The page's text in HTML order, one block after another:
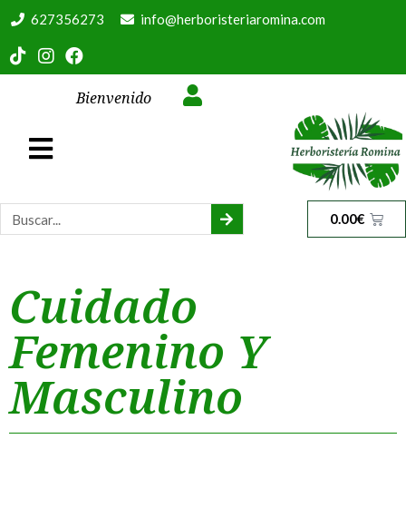
627356273 info@herboristeriaromina.com
Bienvenido
0.00€
Cuidado
Femenino Y
Masculino